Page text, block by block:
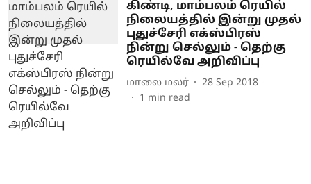
கிண்டி, மாம்பலம் ரெயில்
நிலையத்தில் இன்று முதல்
புதுச்சேரி எக்ஸ்பிரஸ்
நின்று செல்லும் - தெற்கு
ரெயில்வே அறிவிப்பு
மாலை மலர்
28 Sep 2018
1 min read